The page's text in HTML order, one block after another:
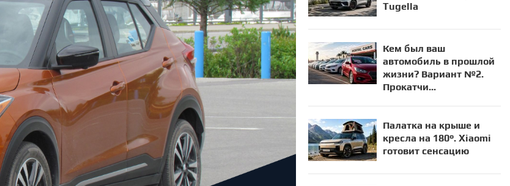
Tugella
Кем был ваш
автомобиль в прошлой
жизни? Вариант №2.
Прокатчи...
Палатка на крыше и
кресла на 180°. Xiaomi
готовит сенсацию